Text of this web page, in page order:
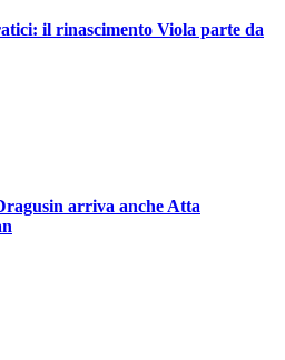
il rinascimento Viola parte da
arriva anche Atta